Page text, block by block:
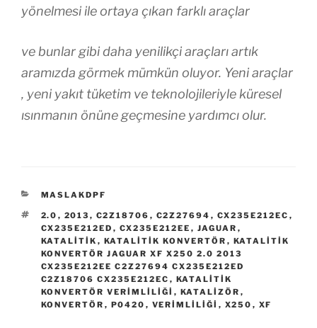
yönelmesi ile ortaya çıkan farklı araçlar
ve bunlar gibi daha yenilikçi araçları artık
aramızda görmek mümkün oluyor. Yeni araçlar
, yeni yakıt tüketim ve teknolojileriyle küresel
ısınmanın önüne geçmesine yardımcı olur.
KATEGORILER
MASLAKDPF
ETIKETLER
2.0 , 2013 , C2Z18706 , C2Z27694 , CX235E212EC ,
CX235E212ED , CX235E212EE , JAGUAR ,
KATALITIK , KATALITIK KONVERTÖR , KATALITIK
KONVERTÖR JAGUAR XF X250 2.0 2013
CX235E212EE C2Z27694 CX235E212ED
C2Z18706 CX235E212EC , KATALITIK
KONVERTÖR VERIMLILIĞI , KATALIZÖR ,
KONVERTÖR , P0420 , VERIMLILIĞI , X250 , XF